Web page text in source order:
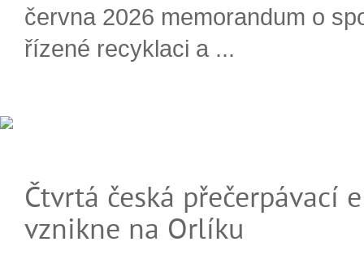
června 2026 memorandum o
řízené recyklaci a ...
Čtvrtá česká přečerpávací
vznikne na Orlíku